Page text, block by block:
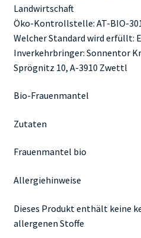
Landwirtschaft
Öko-Kontrollstelle: AT-BIO-
Welcher Standard wird erfüllt:
Inverkehrbringer: Sonnentor
Sprögnitz 10, A-3910 Zwettl
Bio-Frauenmantel
Zutaten
Frauenmantel bio
Allergiehinweise
Dieses Produkt enthält keine
allergenen Stoffe